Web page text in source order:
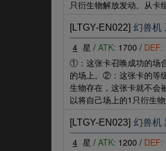
只衍生物解放发动。从卡
[LTGY-EN022] 幻兽机
4 星 / ATK: 1700 / DEF:
①：这张卡召唤成功的场
的场上。②：这张卡的等
生物存在，这张卡就不会
以将自己场上的1只衍生
[LTGY-EN023] 幻兽机
4 星 / ATK: 1200 / DEF: